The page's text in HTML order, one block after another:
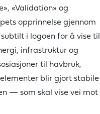
«Validation» og
opprinnelse gjennom
i logoen for å vise til
infrastruktur og
til havbruk,
blir gjort stabile
— som skal vise vei mot